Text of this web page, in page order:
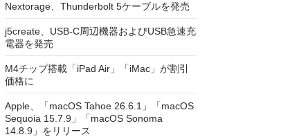
Nextorage、Thunderbolt 5ケーブルを発売
j5create、USB-C周辺機器およびUSB急速充
電器を発売
M4チップ搭載「iPad Air」「iMac」が割引
価格に
Apple、「macOS Tahoe 26.6.1」「macOS
Sequoia 15.7.9」「macOS Sonoma
14.8.9」をリリース